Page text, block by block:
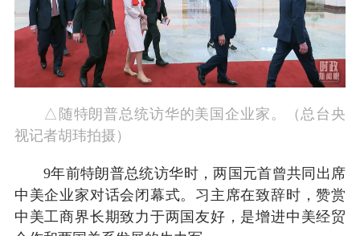
△随特朗普总统访华的美国企业家。（总台央
视记者胡玮拍摄）
9年前特朗普总统访华时，两国元首曾共同出席
中美企业家对话会闭幕式。习主席在致辞时，赞赏
中美工商界长期致力于两国友好，是增进中美经贸